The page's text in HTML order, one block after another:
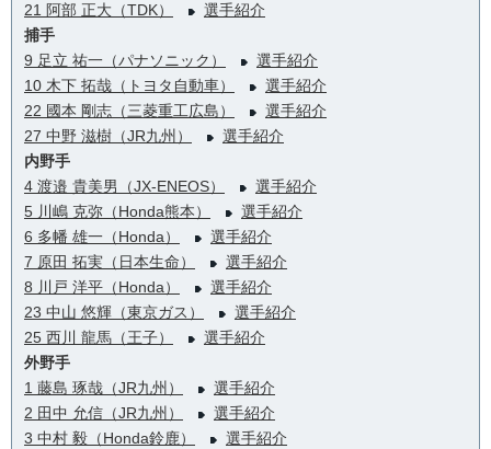
21 阿部 正大（TDK）
選手紹介
捕手
9 足立 祐一（パナソニック）
選手紹介
10 木下 拓哉（トヨタ自動車）
選手紹介
22 國本 剛志（三菱重工広島）
選手紹介
27 中野 滋樹（JR九州）
選手紹介
内野手
4 渡邉 貴美男（JX-ENEOS）
選手紹介
5 川嶋 克弥（Honda熊本）
選手紹介
6 多幡 雄一（Honda）
選手紹介
7 原田 拓実（日本生命）
選手紹介
8 川戸 洋平（Honda）
選手紹介
23 中山 悠輝（東京ガス）
選手紹介
25 西川 龍馬（王子）
選手紹介
外野手
1 藤島 琢哉（JR九州）
選手紹介
2 田中 允信（JR九州）
選手紹介
3 中村 毅（Honda鈴鹿）
選手紹介